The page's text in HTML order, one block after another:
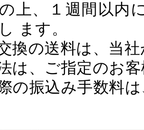
の上、１週間以
ます。
換の送料は、当
は、ご指定のお
の振込み手数料